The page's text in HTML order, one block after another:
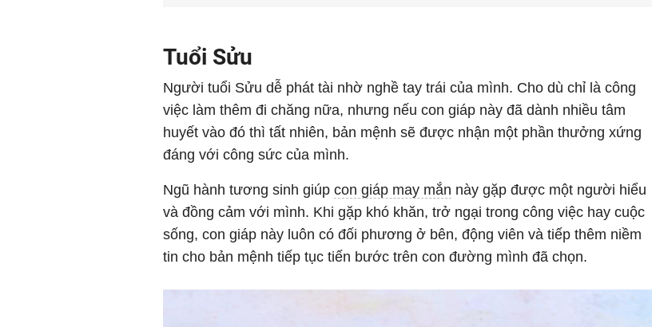
Tuổi Sửu
Người tuổi Sửu dễ phát tài nhờ nghề tay trái của mình. Cho dù chỉ là công
việc làm thêm đi chăng nữa, nhưng nếu con giáp này đã dành nhiều tâm
huyết vào đó thì tất nhiên, bản mệnh sẽ được nhận một phần thưởng xứng
đáng với công sức của mình.
Ngũ hành tương sinh giúp con giáp may mắn này gặp được một người hiểu
và đồng cảm với mình. Khi gặp khó khăn, trở ngại trong công việc hay cuộc
sống, con giáp này luôn có đối phương ở bên, động viên và tiếp thêm niềm
tin cho bản mệnh tiếp tục tiến bước trên con đường mình đã chọn.